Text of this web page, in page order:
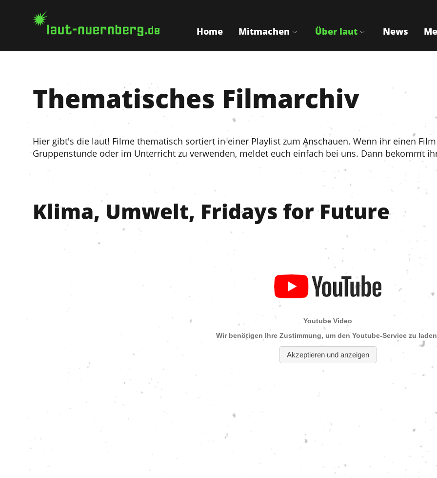
Home Mitmachen Über laut News
Thematisches Filmarchiv
Hier gibt's die laut! Filme thematisch sortiert in einer Playlist zum Anschauen. Wenn ihr einen
Gruppenstunde oder im Unterricht zu verwenden, meldet euch einfach bei uns. Dann bekommt
Klima, Umwelt, Fridays for Future